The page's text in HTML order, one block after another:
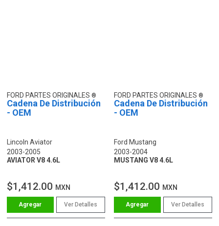
FORD PARTES ORIGINALES
Cadena De Distribución
- OEM
Lincoln Aviator
2003-2005
AVIATOR V8 4.6L
$1,412.00 MXN
Ver Detalles
FORD PARTES ORIGINALES
Cadena De Distribución
- OEM
Ford Mustang
2003-2004
MUSTANG V8 4.6L
$1,412.00 MXN
Ver Detalles